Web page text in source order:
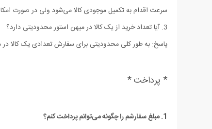
سرعت اقدام به تکمیل موجودی کالا می‌شود ولی در صورت
3. آیا تعداد خرید از یک کالا در میهن استور محدودیتی دارد؟
پاسخ: به طور کلی محدودیتی برای سفارش تعدادی یک کالا در
* پرداخت *
1. مبلغ سفارشم را چگونه می‏‌توانم پرداخت کنم؟